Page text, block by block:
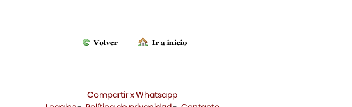
Compartir x Whatsapp